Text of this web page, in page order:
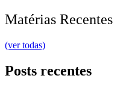
Matérias Recentes
(ver todas)
Posts recentes